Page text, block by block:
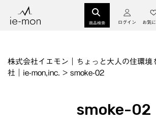
商品検索 ログイン お気
株式会社イエモン｜ちょっと大人の住環境
社｜ie-mon,inc. > smoke-02
smoke-02